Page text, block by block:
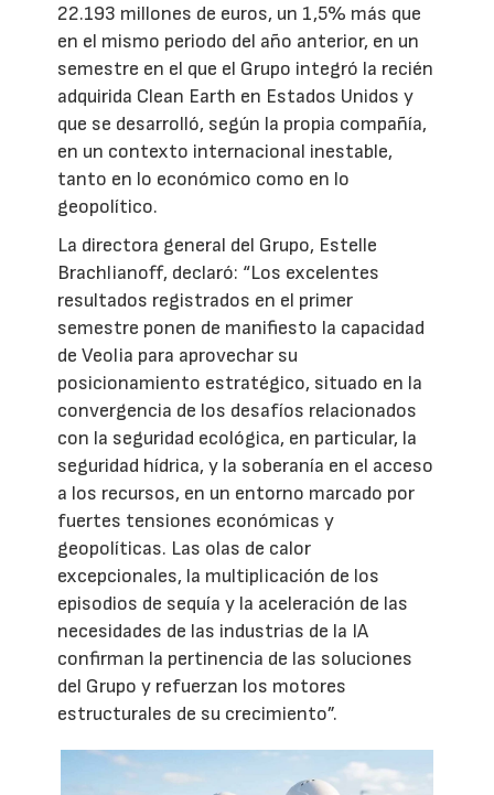
22.193 millones de euros, un 1,5% más que
en el mismo periodo del año anterior, en un
semestre en el que el Grupo integró la recién
adquirida Clean Earth en Estados Unidos y
que se desarrolló, según la propia compañía,
en un contexto internacional inestable,
tanto en lo económico como en lo
geopolítico.
La directora general del Grupo, Estelle
Brachlianoff, declaró: “Los excelentes
resultados registrados en el primer
semestre ponen de manifiesto la capacidad
de Veolia para aprovechar su
posicionamiento estratégico, situado en la
convergencia de los desafíos relacionados
con la seguridad ecológica, en particular, la
seguridad hídrica, y la soberanía en el acceso
a los recursos, en un entorno marcado por
fuertes tensiones económicas y
geopolíticas. Las olas de calor
excepcionales, la multiplicación de los
episodios de sequía y la aceleración de las
necesidades de las industrias de la IA
confirman la pertinencia de las soluciones
del Grupo y refuerzan los motores
estructurales de su crecimiento”.